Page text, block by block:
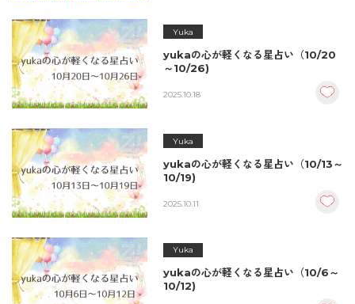
Yuka
yukaの心が軽くなる星占い（10/20
～10/26)
2025.10.18
Yuka
yukaの心が軽くなる星占い（10/13～
10/19)
2025.10.11
Yuka
yukaの心が軽くなる星占い（10/6～
10/12)